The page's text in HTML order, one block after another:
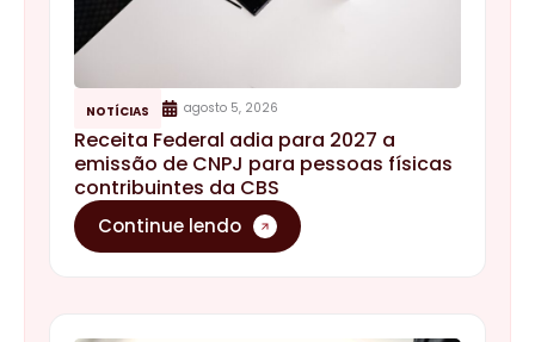
NOTÍCIAS agosto 5, 2026
Receita Federal adia para 2027 a
emissão de CNPJ para pessoas físicas
contribuintes da CBS
Continue lendo